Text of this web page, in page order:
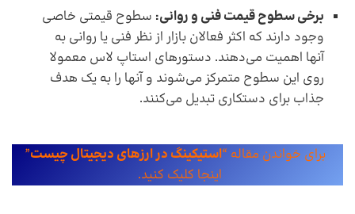
برخی سطوح قیمت فنی و روانی: سطوح قیمتی خاصی
وجود دارند که اکثر فعالان بازار از نظر فنی یا روانی به
آنها اهمیت می‌دهند. دستورهای استاپ لاس معمولا
روی این سطوح متمرکز می‌شوند و آنها را به یک هدف
جذاب برای دستکاری تبدیل می‌کنند.
برای خواندن مقاله “استیکینگ در ارزهای دیجیتال چیست”
اینجا کلیک کنید.